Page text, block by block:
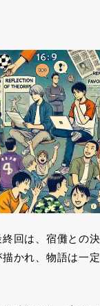
終回は、宿儺との
かれ、物語は一